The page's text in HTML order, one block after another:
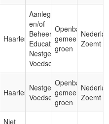
Haarlem
Aanleg
en/of
Beheer;
Educatie;
Nestgelegenheid;
Voedsel
Openbaar,
gemeentelijk
groen
Zoemt
HaarlemNestgelegenheid;
Voedsel
Openbaar,
gemeentelijk
groen
Zoemt
Niet